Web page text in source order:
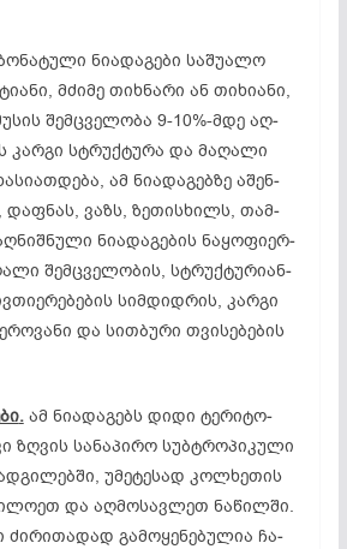
ნი­ად­აგ­ე­ბი სა­შუ­ა­ლო
მძი­მე თიხ­ნა­რი ან თი­ხი­ა­ნი,
შემ­ცვე­ლო­ბა 9-10%-მდე აღ­
კარ­გი სტ­­რუქ­­ტუ­რა და მა­ღა­ლი
ამ ნი­ა­დ­ა­გ­ებ­ზე აშ­ენ­
დაფ­ნას, ვაზს, ზე­თის­ხილს, თამ­
ნი­ად­აგ­ებ­ის ნა­ყო­ფი­ერ­
შემცველობის, სტრუქ­ტუ­რი­ან­
სიმ­დიდ­რის, კარ­გი
და სით­ბუ­რი თვი­სე­ბე­ბის
ბი.ამ ნი­ად­აგ­ებს დი­დი ტე­რი­ტო­
ზღვის სა­ნა­პი­რო სუბ­ტრო­პი­კუ­ლი
უმ­ეტ­ეს­ად კოლ­ხე­თის
და აღ­მო­სავ­ლეთ ნა­წილ­ში.
ძი­რი­­თა­დად გა­მო­ყე­ნე­ბუ­ლია ჩა­